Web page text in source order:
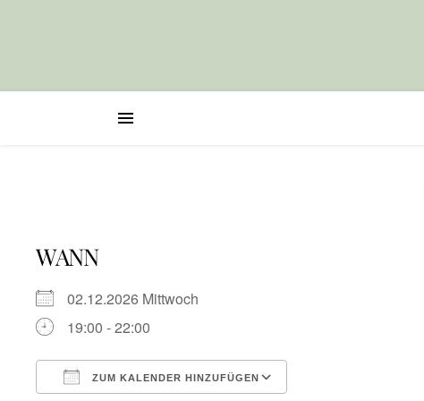
WANN
02.12.2026 Mittwoch
19:00 - 22:00
ZUM KALENDER HINZUFÜGEN